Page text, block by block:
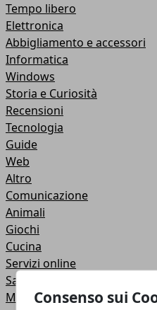
Consenso sui
Tempo libero
Elettronica
Abbigliamento e accessori
Informatica
Windows
Storia e Curiosità
Recensioni
Tecnologia
Guide
Web
Altro
Comunicazione
Animali
Giochi
Cucina
Servizi online
Salute e Bellezza
Motori